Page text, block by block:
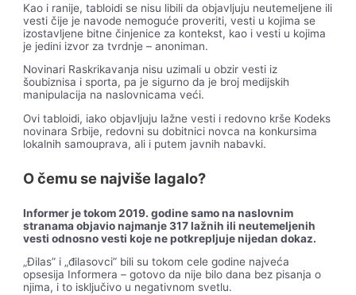
Kao i ranije, tabloidi se nisu libili da objavljuju neutemeljene ili
vesti čije je navode nemoguće proveriti, vesti u kojima se
izostavljene bitne činjenice za kontekst, kao i vesti u kojima
je jedini izvor za tvrdnje – anoniman.
Novinari Raskrikavanja nisu uzimali u obzir vesti iz
šoubiznisa i sporta, pa je sigurno da je broj medijskih
manipulacija na naslovnicama veći.
Ovi tabloidi, iako objavljuju lažne vesti i redovno krše Kodeks
novinara Srbije, redovni su dobitnici novca na konkursima
lokalnih samouprava, ali i putem javnih nabavki.
O čemu se najviše lagalo?
Informer je tokom 2019. godine samo na naslovnim
stranama objavio najmanje 317 lažnih ili neutemeljenih
vesti odnosno vesti koje ne potkrepljuje nijedan dokaz.
„Đilas” i „đilasovci” bili su tokom cele godine najveća
opsesija Informera – gotovo da nije bilo dana bez pisanja o
njima, i to isključivo u negativnom svetlu.